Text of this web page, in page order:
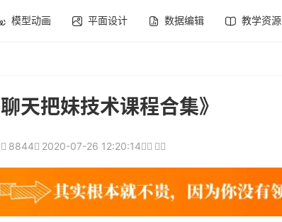
模型动画 平面设计 数据编辑 教学资源
天把妹技术课程合集》
8844 2020-07-26 12:20:14